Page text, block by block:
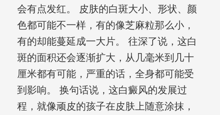
会有点发红。 皮肤的白斑大小、形状、颜
色都可能不一样，有的像芝麻粒那么小，
有的却能蔓延成一大片。 往深了说，这白
斑的面积还会逐渐扩大，从几毫米到几十
厘米都有可能，严重的话，全身都可能受
到影响。 换句话说，这白癜风的发展过
程，就像顽皮的孩子在皮肤上随意涂抹，